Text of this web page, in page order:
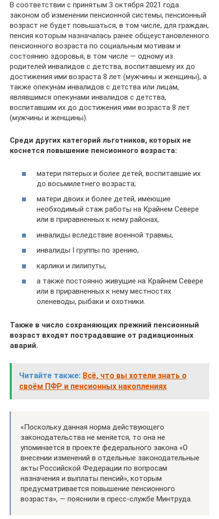
В соответствии с принятым 3 октября 2021 года
законом об изменении пенсионной системы, пенсионный
возраст не будет повышаться, в том числе, для граждан,
пенсия которым назначалась ранее общеустановленного
пенсионного возраста по социальным мотивам и
состоянию здоровья, в том числе — одному из
родителей инвалидов с детства, воспитавшему их до
достижения ими возраста 8 лет (мужчины и женщины), а
также опекунам инвалидов с детства или лицам,
являвшимся опекунами инвалидов с детства,
воспитавшим их до достижения ими возраста 8 лет
(мужчины и женщины).
Среди других категорий льготников, которых не
коснется повышение пенсионного возраста:
матери пятерых и более детей, воспитавшие их
до восьмилетнего возраста;
матери двоих и более детей, имеющие
необходимый стаж работы на Крайнем Севере
или в приравненных к нему районах,
инвалиды вследствие военной травмы,
инвалиды I группы по зрению,
карлики и лилипуты,
а также постоянно живущие на Крайнем Севере
или в приравненных к нему местностях
оленеводы, рыбаки и охотники.
Также в число сохраняющих прежний пенсионный
возраст входят пострадавшие от радиационных
аварий.
Читайте также: Всё, что вы хотели знать о
своём ПФР и пенсионных накоплениях
«Поскольку данная норма действующего
законодательства не меняется, то она не
упоминается в проекте федерального закона «О
внесении изменений в отдельные законодательные
акты Российской Федерации по вопросам
назначения и выплаты пенсий», которым
предусматривается повышение пенсионного
возраста», — пояснили в пресс-службе Минтруда.